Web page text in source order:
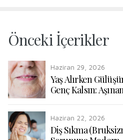
Önceki İçerikler
Haziran 29, 2026
Yaş Alırken
Genç Kalsın: Aşınan
Kazanılması
Haziran 22, 2026
Diş Sıkma